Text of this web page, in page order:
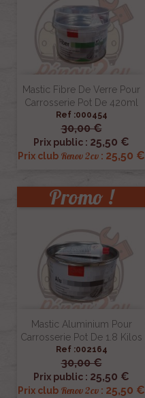
Mastic Fibre De Verre Pour
Carrosserie Pot De 420ml
Ref :000454
30,00 €
Prix public : 25,50 €
Prix club Renov 2cv : 25,50 €
Mastic Aluminium Pour
Carrosserie Pot De 1.8 Kilos
Ref :002164
30,00 €
Prix public : 25,50 €
Prix club Renov 2cv : 25,50 €
Promo !